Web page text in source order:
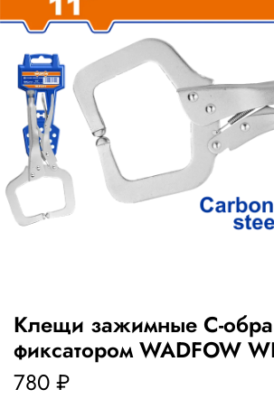
Клещи зажимные С-
фиксатором WADFOW
780 ₽